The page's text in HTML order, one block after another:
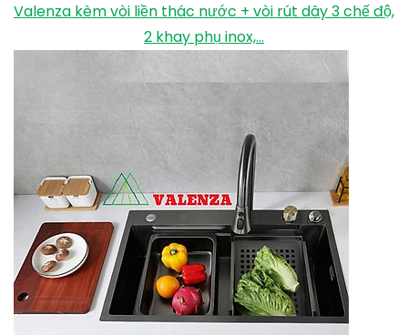
Valenza kèm vòi liền thác nước + vòi rút dây 3 chế độ,
2 khay phụ inox,...